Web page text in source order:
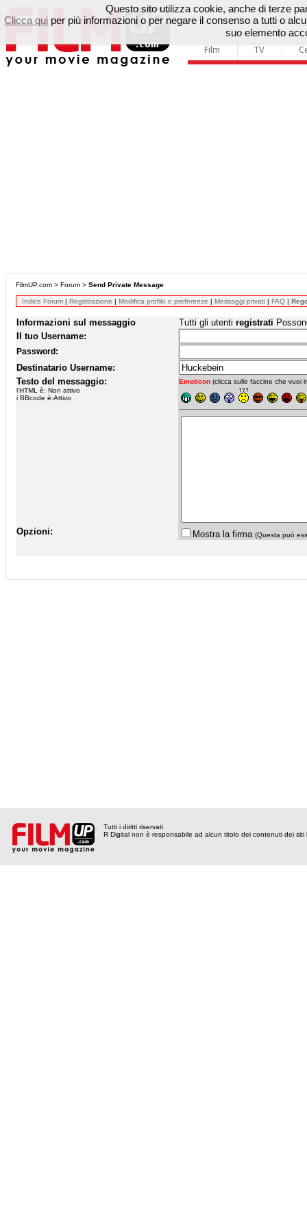
Film TV
FilmUP.com > Forum > Send Private Message
Indice Forum | Registrazione | Modifica profilo e preferenze | Messaggi privati | FAQ |
Informazioni sul messaggio Tutti gli utenti registrati
Il tuo Username:
Password:
Destinatario Username:
Testo del messaggio:
l'HTML è: Non attivo
i BBcode è:Attivo
Emoticon (clicca sulle faccine che vuoi
Opzioni: Mostra la firma (Questa può
Tutti i diritti riservati
R Digital non è responsabile ad alcun titolo dei contenuti dei siti
Questo sito utilizza cookie, anche di terze
Clicca qui per più informazioni o per negare il consenso a tutti o
suo elemento